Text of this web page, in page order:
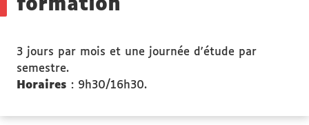
formation
3 jours par mois et une journée d'étude par
semestre.
Horaires : 9h30/16h30.